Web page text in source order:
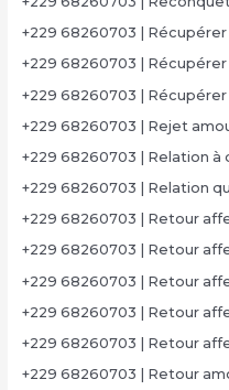
+229 68260703 |
+229 68260703 |
+229 68260703 | Récupérer
+229 68260703 | Rejet
+229 68260703 | Relation à
+229 68260703 | Relation
+229 68260703 | Retour
+229 68260703 | Retour
+229 68260703 | Retour
+229 68260703 | Retour
+229 68260703 | Retour
+229 68260703 | Retour